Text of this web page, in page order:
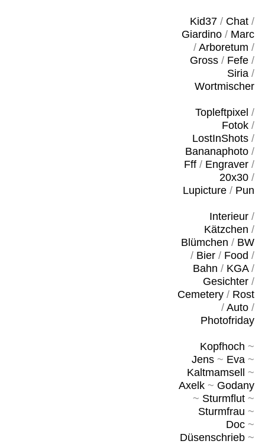
Kid37/ Chat/
Giardino/ Marc
/ Arboretum /
Gross/ Fefe/
Siria/
Wortmischer
Topleftpixel /
Fotok/
LostInShots/
Bananaphoto/
Fff/ Engraver/
20x30/
Lupicture/ Pun
Interieur/
Kätzchen /
Blümchen / BW
/ Bier/ Food /
Bahn / KGA/
Gesichter/
Cemetery/ Rost
/ Auto/
Photofriday
Kopfhoch ~
Jens~ Eva~
Kaltmamsell
~
Axelk~ Godany
~ Sturmflut~
Sturmfrau ~
Doc~
Düsenschrieb~